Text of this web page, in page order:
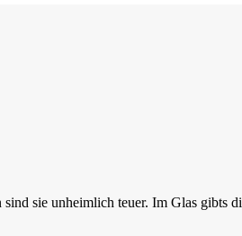
sie unheimlich teuer. Im Glas